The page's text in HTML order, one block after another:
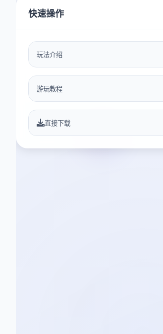
快速操作
玩法介绍
游玩教程
直接下载